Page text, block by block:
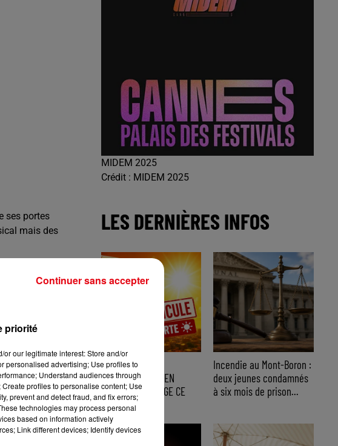
MIDEM 2025
Crédit : MIDEM 2025
ses portes
mais des
LES DERNIÈRES INFOS
CANICULE : 12
DÉPARTEMENTS EN
VIGILANCE ORANGE CE
WEEK-END
Incendie au Mont-Boron :
deux jeunes condamnés
à six mois de prison...
priorité
our legitimate interest: Store and/or
personalised advertising; Use profiles to
Understand audiences through
profiles to personalise content; Use
prevent and detect fraud, and fix errors;
technologies may process personal
based on information actively
Link different devices; Identify devices
Continuer sans accepter